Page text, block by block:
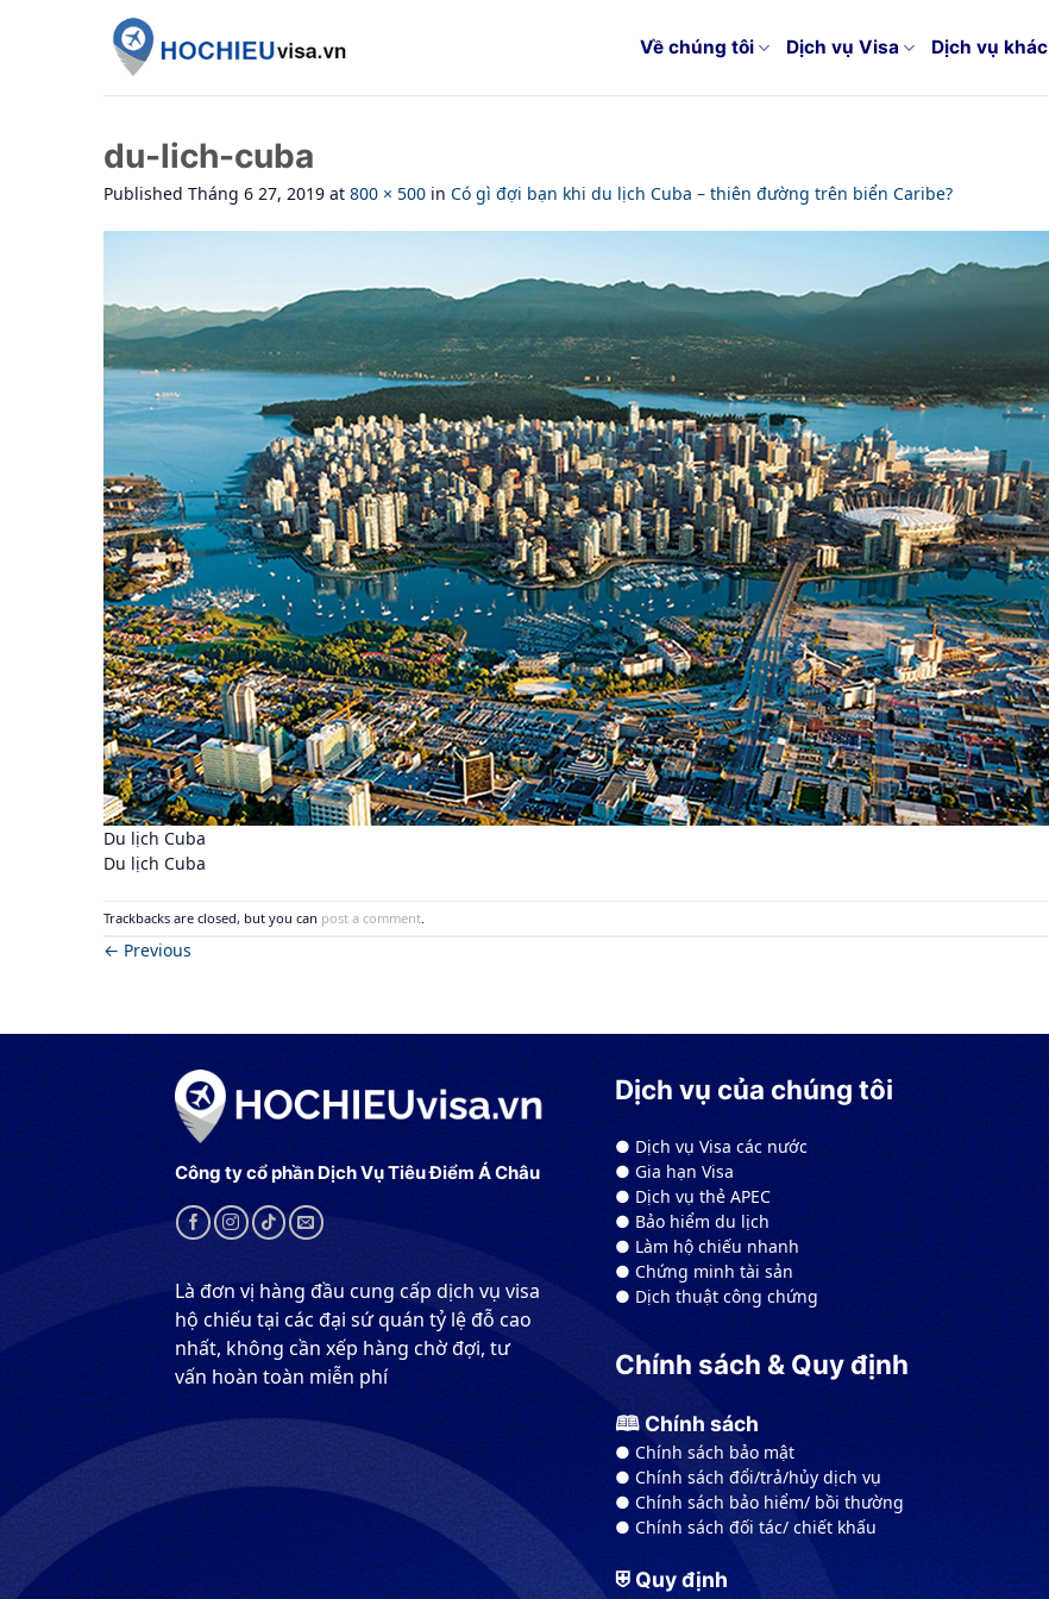
Về chúng tôi Dịch vụ Visa Dịch vụ khác
du-lich-cuba
Published Tháng 6 27, 2019 at 800 × 500 in Có gì đợi bạn khi du lịch Cuba – thiên đường trên biển Caribe?
Du lịch Cuba
Du lịch Cuba
Trackbacks are closed, but you can post a comment
← Previous
Công ty cổ phần Dịch Vụ Tiêu Điểm Á Châu
Là đơn vị hàng đầu cung cấp dịch vụ visa
hộ chiếu tại các đại sứ quán tỷ lệ đỗ cao
nhất, không cần xếp hàng chờ đợi, tư
vấn hoàn toàn miễn phí
Dịch vụ của chúng tôi
● Dịch vụ Visa các nước
● Gia hạn Visa
● Dịch vụ thẻ APEC
● Bảo hiểm du lịch
● Làm hộ chiếu nhanh
● Chứng minh tài sản
● Dịch thuật công chứng
Chính sách & Quy định
🕮 Chính sách
● Chính sách bảo mật
● Chính sách đổi/trả/hủy dịch vụ
● Chính sách bảo hiểm/ bồi thường
● Chính sách đối tác/ chiết khấu
⛨ Quy định